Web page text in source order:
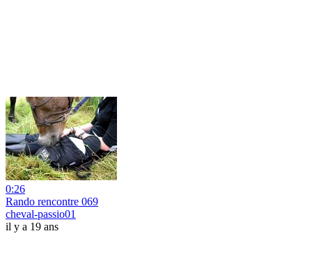
0:26
Rando rencontre 069
cheval-passio01
il y a 19 ans